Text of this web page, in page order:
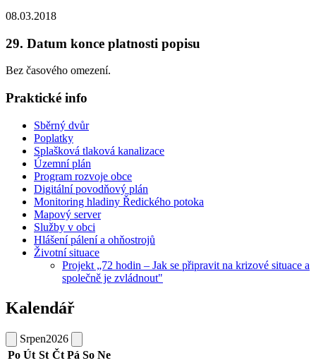
08.03.2018
29. Datum konce platnosti popisu
Bez časového omezení.
Praktické info
Sběrný dvůr
Poplatky
Splašková tlaková kanalizace
Územní plán
Program rozvoje obce
Digitální povodňový plán
Monitoring hladiny Ředického potoka
Mapový server
Služby v obci
Hlášení pálení a ohňostrojů
Životní situace
Projekt „72 hodin – Jak se připravit na krizové situace a
společně je zvládnout"
Kalendář
Srpen2026
Po Út St Čt Pá So Ne